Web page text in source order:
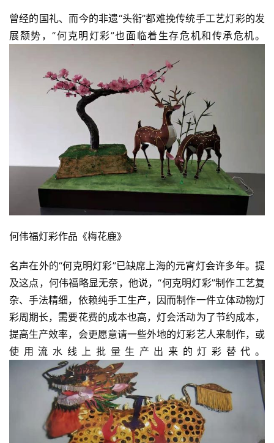
曾经的国礼、而今的非遗“头衔”都难挽传统手工艺灯彩的发
展颓势，“何克明灯彩”也面临着生存危机和传承危机。
何伟福灯彩作品《梅花鹿》
名声在外的“何克明灯彩”已缺席上海的元宵灯会许多年。提
及这点，何伟福略显无奈，他说，“何克明灯彩”制作工艺复
杂、手法精细，依赖纯手工生产，因而制作一件立体动物灯
彩周期长，需要花费的成本也高，灯会活动为了节约成本，
提高生产效率，会更愿意请一些外地的灯彩艺人来制作，或
使用流水线上批量生产出来的灯彩替代。